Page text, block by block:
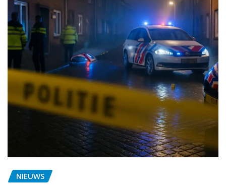
NIEUWS